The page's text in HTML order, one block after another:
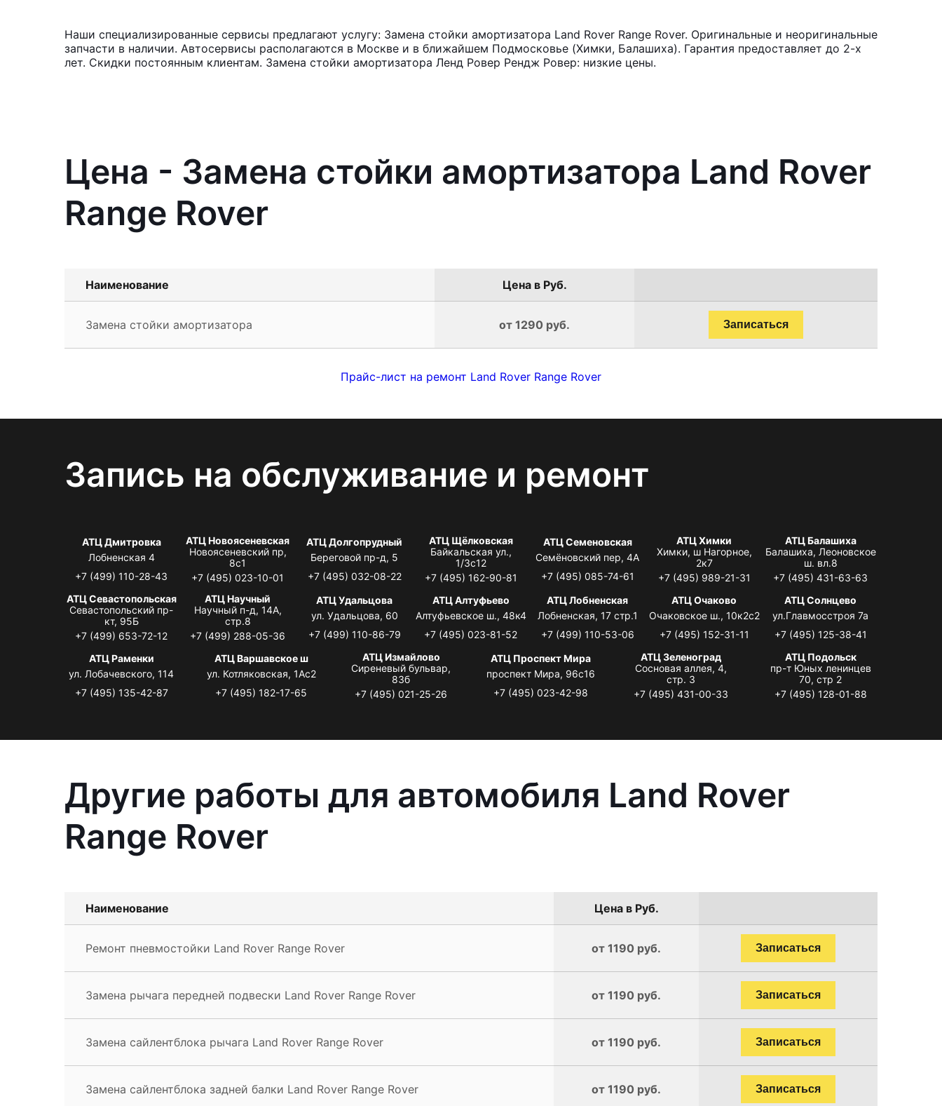
Наши специализированные сервисы предлагают услугу: Замена стойки амортизатора Land Rover Range Rover. Оригинальные и неоригинальные
запчасти в наличии. Автосервисы располагаются в Москве и в ближайшем Подмосковье (Химки, Балашиха). Гарантия предоставляет до 2-х
лет. Скидки постоянным клиентам. Замена стойки амортизатора Ленд Ровер Рендж Ровер: низкие цены.
Цена - Замена стойки амортизатора Land Rover
Range Rover
Наименование Цена в Руб.
Замена стойки амортизатора от 1290 руб. Записаться
Прайс-лист на ремонт Land Rover Range Rover
Запись на обслуживание и ремонт
АТЦ Дмитровка
Лобненская 4
+7 (499) 110-28-43
АТЦ Новоясеневская
Новоясеневский пр,
8с1
+7 (495) 023-10-01
АТЦ Долгопрудный
Береговой пр-д, 5
+7 (495) 032-08-22
АТЦ Щёлковская
Байкальская ул.,
1/3с12
+7 (495) 162-90-81
АТЦ Семеновская
Семёновский пер, 4А
+7 (495) 085-74-61
АТЦ Химки
Химки, ш Нагорное,
2к7
+7 (495) 989-21-31
АТЦ Балашиха
Балашиха, Леоновское
ш. вл.8
+7 (495) 431-63-63
АТЦ Севастопольская
Севастопольский пр-
кт, 95Б
+7 (499) 653-72-12
АТЦ Научный
Научный п-д, 14А,
стр.8
+7 (499) 288-05-36
АТЦ Удальцова
ул. Удальцова, 60
+7 (499) 110-86-79
АТЦ Алтуфьево
Алтуфьевское ш., 48к4
+7 (495) 023-81-52
АТЦ Лобненская
Лобненская, 17 стр.1
+7 (499) 110-53-06
АТЦ Очаково
Очаковское ш., 10к2с2
+7 (495) 152-31-11
АТЦ Солнцево
ул.Главмосстроя 7а
+7 (495) 125-38-41
АТЦ Раменки
ул. Лобачевского, 114
+7 (495) 135-42-87
АТЦ Варшавское ш
ул. Котляковская, 1Ас2
+7 (495) 182-17-65
АТЦ Измайлово
Сиреневый бульвар,
83б
+7 (495) 021-25-26
АТЦ Проспект Мира
проспект Мира, 96с16
+7 (495) 023-42-98
АТЦ Зеленоград
Сосновая аллея, 4,
стр. 3
+7 (495) 431-00-33
АТЦ Подольск
пр-т Юных ленинцев
70, стр 2
+7 (495) 128-01-88
Другие работы для автомобиля Land Rover
Range Rover
Наименование Цена в Руб.
Ремонт пневмостойки Land Rover Range Rover от 1190 руб. Записаться
Замена рычага передней подвески Land Rover Range Rover от 1190 руб. Записаться
Замена сайлентблока рычага Land Rover Range Rover от 1190 руб. Записаться
Замена сайлентблока задней балки Land Rover Range Rover от 1190 руб. Записаться